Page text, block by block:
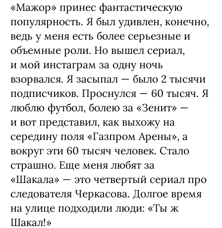
«Мажор» принес фантастическую
популярность. Я был удивлен, конечно,
ведь у меня есть более серьезные и
объемные роли. Но вышел сериал,
и мой инстаграм за одну ночь
взорвался. Я засыпал — было 2 тысячи
подписчиков. Проснулся — 60 тысяч. Я
люблю футбол, болею за «Зенит» —
и вот представил, как выхожу на
середину поля «Газпром Арены», а
вокруг эти 60 тысяч человек. Стало
страшно. Еще меня любят за
«Шакала» — это четвертый сериал про
следователя Черкасова. Долгое время
на улице подходили люди: «Ты ж
Шакал!»